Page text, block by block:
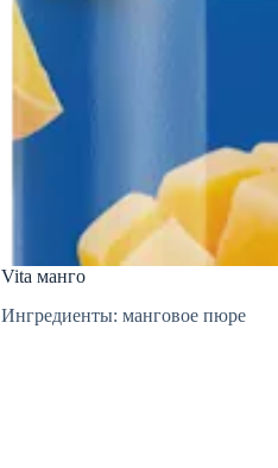
Vita манго
Ингредиенты: манговое пюре